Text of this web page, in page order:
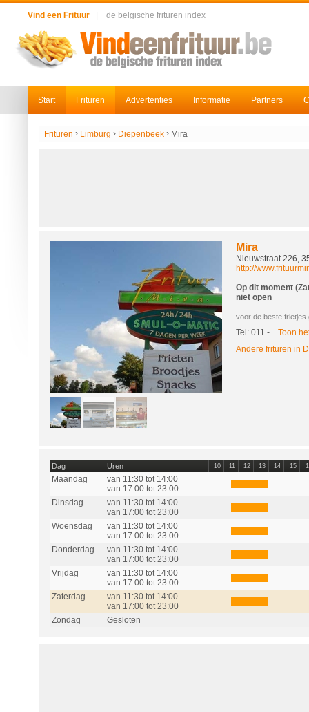
Vind een Frituur de belgische frituren index
Start Frituren Advertenties Informatie Partners
Frituren › Limburg › Diepenbeek › Mira
Mira
Nieuwstraat 226,
http://
Op dit moment
niet open
voor de beste frietjes
Tel: 011 -... Toon
Andere frituren in
Dag Uren 10 11 12 13 14 15
Maandag
van 11:30 tot 14:00
van 17:00 tot 23:00
Dinsdag
van 11:30 tot 14:00
van 17:00 tot 23:00
Woensdag
van 11:30 tot 14:00
van 17:00 tot 23:00
Donderdag
van 11:30 tot 14:00
van 17:00 tot 23:00
Vrijdag
van 11:30 tot 14:00
van 17:00 tot 23:00
Zaterdag
van 11:30 tot 14:00
van 17:00 tot 23:00
Zondag
Gesloten